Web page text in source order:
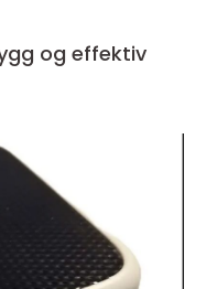
og effektiv